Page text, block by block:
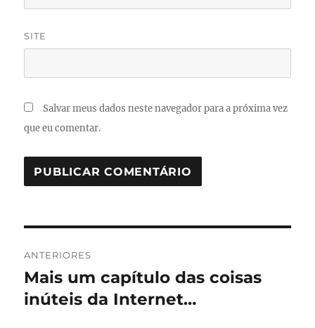
SITE
Salvar meus dados neste navegador para a próxima vez
que eu comentar.
de
Post
ANTERIORES
Post
anterior:
Mais um capítulo das coisas
inúteis da Internet…